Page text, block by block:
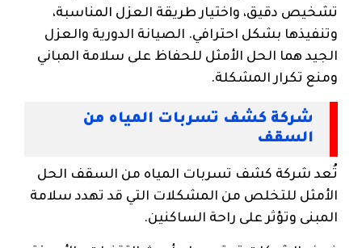
تشخيص دقيق، واختيار طريقة العزل المناسبة،
وتنفيذها بشكل احترافي. الصيانة الدورية والعزل
الجيد هما الحل الأمثل للحفاظ على سلامة المباني
ومنع تكرار المشكلة.
شركة كشف تسربات المياه من
السقف
تُعد شركة كشف تسربات المياه من السقف الحل
الأمثل للتخلص من المشكلات التي قد تهدد سلامة
المبنى وتؤثر على راحة الساكنين.